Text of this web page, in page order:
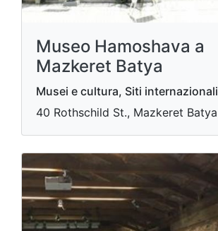
Museo Hamoshava a
Mazkeret Batya
Musei e cultura, Siti internazionali
40 Rothschild St., Mazkeret Batya